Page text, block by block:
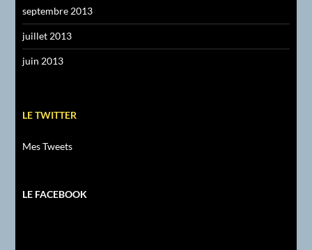
septembre 2013
juillet 2013
juin 2013
LE TWITTER
Mes Tweets
LE FACEBOOK